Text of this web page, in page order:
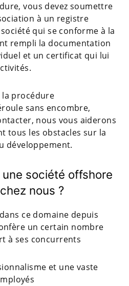
vous devez soumettre
à un registre
qui se conforme à la
rempli la documentation
et un certificat qui lui
la procédure
sans encombre,
nous vous aiderons
tous les obstacles sur la
développement.
société offshore
nous ?
ce domaine depuis
un certain nombre
à ses concurrents
et une vaste